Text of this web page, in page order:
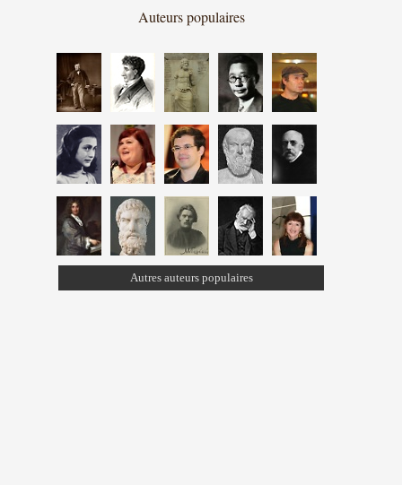
Auteurs populaires
Autres auteurs populaires